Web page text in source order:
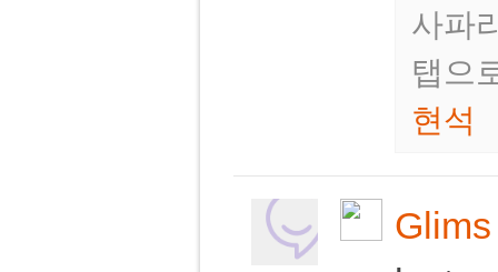
사파
탭으
현석
Glims